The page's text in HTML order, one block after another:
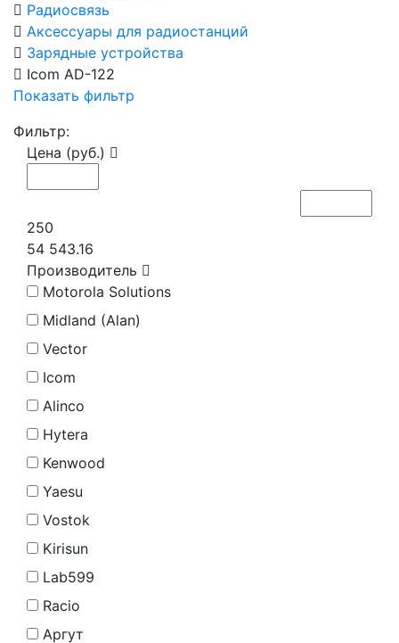
Радиосвязь
Аксессуары для радиостанций
Зарядные устройства
Icom AD-122
Показать фильтр
Фильтр:
Цена (руб.)
250
54 543.16
Производитель
Motorola Solutions
Midland (Alan)
Vector
Icom
Alinco
Hytera
Kenwood
Yaesu
Vostok
Kirisun
Lab599
Racio
Аргут